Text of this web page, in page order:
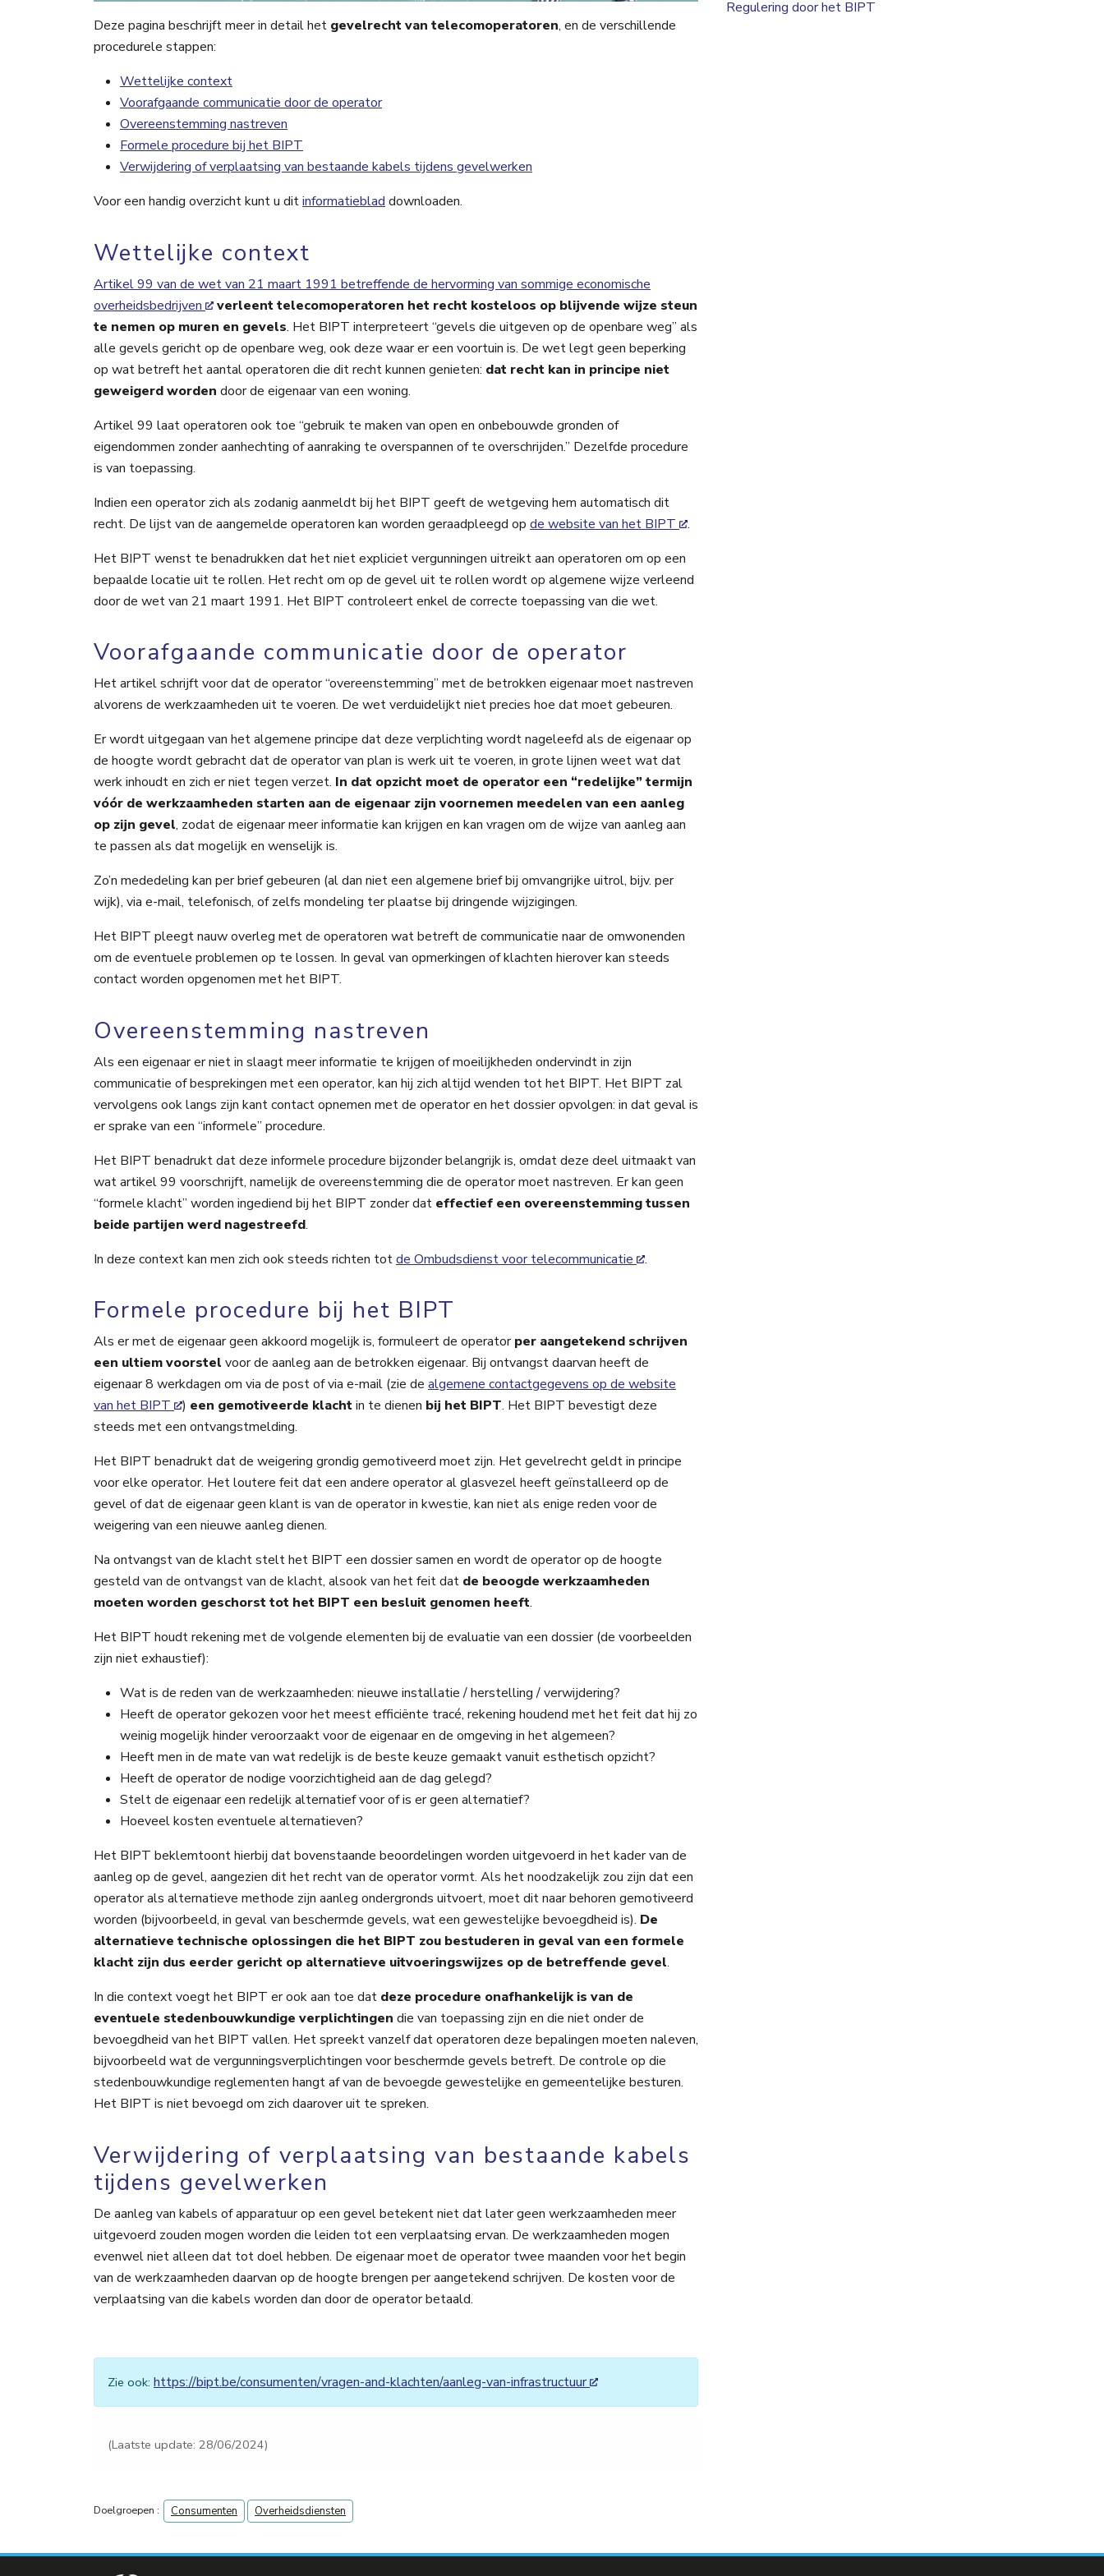
Deze pagina beschrijft meer in detail het gevelrecht van telecomoperatoren, en de verschillende
procedurele stappen:
Wettelijke context
Voorafgaande communicatie door de operator
Overeenstemming nastreven
Formele procedure bij het BIPT
Verwijdering of verplaatsing van bestaande kabels tijdens gevelwerken
Voor een handig overzicht kunt u ditinformatieblad downloaden.
Wettelijke context
Artikel 99 van de wet van 21 maart 1991 betreffende de hervorming van sommige economische
overheidsbedrijven
verleent telecomoperatoren het recht kosteloos op blijvende wijze steun
te nemen op muren en gevels. Het BIPT interpreteert “gevels die uitgeven op de openbare weg” als
alle gevels gericht op de openbare weg, ook deze waar er een voortuin is. De wet legt geen beperking
op wat betreft het aantal operatoren die dit recht kunnen genieten: dat recht kan in principe niet
geweigerd worden door de eigenaar van een woning.
Artikel 99 laat operatoren ook toe “gebruik te maken van open en onbebouwde gronden of
eigendommen zonder aanhechting of aanraking te overspannen of te overschrijden.” Dezelfde procedure
is van toepassing.
Indien een operator zich als zodanig aanmeldt bij het BIPT geeft de wetgeving hem automatisch dit
recht. De lijst van de aangemelde operatoren kan worden geraadpleegd op de website van het BIPT
.
Het BIPT wenst te benadrukken dat het niet expliciet vergunningen uitreikt aan operatoren om op een
bepaalde locatie uit te rollen. Het recht om op de gevel uit te rollen wordt op algemene wijze verleend
door de wet van 21 maart 1991. Het BIPT controleert enkel de correcte toepassing van die wet.
Voorafgaande communicatie door de operator
Het artikel schrijft voor dat de operator “overeenstemming” met de betrokken eigenaar moet nastreven
alvorens de werkzaamheden uit te voeren. De wet verduidelijkt niet precies hoe dat moet gebeuren.
Er wordt uitgegaan van het algemene principe dat deze verplichting wordt nageleefd als de eigenaar op
de hoogte wordt gebracht dat de operator van plan is werk uit te voeren, in grote lijnen weet wat dat
werk inhoudt en zich er niet tegen verzet. In dat opzicht moet de operator een “redelijke” termijn
vóór de werkzaamheden starten aan de eigenaar zijn voornemen meedelen van een aanleg
op zijn gevel, zodat de eigenaar meer informatie kan krijgen en kan vragen om de wijze van aanleg aan
te passen als dat mogelijk en wenselijk is.
Zo’n mededeling kan per brief gebeuren (al dan niet een algemene brief bij omvangrijke uitrol, bijv. per
wijk), via e-mail, telefonisch, of zelfs mondeling ter plaatse bij dringende wijzigingen.
Het BIPT pleegt nauw overleg met de operatoren wat betreft de communicatie naar de omwonenden
om de eventuele problemen op te lossen. In geval van opmerkingen of klachten hierover kan steeds
contact worden opgenomen met het BIPT.
Overeenstemming nastreven
Als een eigenaar er niet in slaagt meer informatie te krijgen of moeilijkheden ondervindt in zijn
communicatie of besprekingen met een operator, kan hij zich altijd wenden tot het BIPT. Het BIPT zal
vervolgens ook langs zijn kant contact opnemen met de operator en het dossier opvolgen: in dat geval is
er sprake van een “informele” procedure.
Het BIPT benadrukt dat deze informele procedure bijzonder belangrijk is, omdat deze deel uitmaakt van
wat artikel 99 voorschrijft, namelijk de overeenstemming die de operator moet nastreven. Er kan geen
“formele klacht” worden ingediend bij het BIPT zonder dat effectief een overeenstemming tussen
beide partijen werd nagestreefd.
In deze context kan men zich ook steeds richten totde Ombudsdienst voor telecommunicatie .
Formele procedure bij het BIPT
Als er met de eigenaar geen akkoord mogelijk is, formuleert de operatorper aangetekend schrijven
een ultiem voorstel voor de aanleg aan de betrokken eigenaar. Bij ontvangst daarvan heeft de
eigenaar 8 werkdagen om via de post of via e-mail (zie de algemene contactgegevens op de website
van het BIPT
) een gemotiveerde klachtin te dienen bij het BIPT. Het BIPT bevestigt deze
steeds met een ontvangstmelding.
Het BIPT benadrukt dat de weigering grondig gemotiveerd moet zijn. Het gevelrecht geldt in principe
voor elke operator. Het loutere feit dat een andere operator al glasvezel heeft geïnstalleerd op de
gevel of dat de eigenaar geen klant is van de operator in kwestie, kan niet als enige reden voor de
weigering van een nieuwe aanleg dienen.
Na ontvangst van de klacht stelt het BIPT een dossier samen en wordt de operator op de hoogte
gesteld van de ontvangst van de klacht, alsook van het feit dat de beoogde werkzaamheden
moeten worden geschorst tot het BIPT een besluit genomen heeft.
Het BIPT houdt rekening met de volgende elementen bij de evaluatie van een dossier (de voorbeelden
zijn niet exhaustief):
Wat is de reden van de werkzaamheden: nieuwe installatie / herstelling / verwijdering?
Heeft de operator gekozen voor het meest efficiënte tracé, rekening houdend met het feit dat hij zo
weinig mogelijk hinder veroorzaakt voor de eigenaar en de omgeving in het algemeen?
Heeft men in de mate van wat redelijk is de beste keuze gemaakt vanuit esthetisch opzicht?
Heeft de operator de nodige voorzichtigheid aan de dag gelegd?
Stelt de eigenaar een redelijk alternatief voor of is er geen alternatief?
Hoeveel kosten eventuele alternatieven?
Het BIPT beklemtoont hierbij dat bovenstaande beoordelingen worden uitgevoerd in het kader van de
aanleg op de gevel, aangezien dit het recht van de operator vormt. Als het noodzakelijk zou zijn dat een
operator als alternatieve methode zijn aanleg ondergronds uitvoert, moet dit naar behoren gemotiveerd
worden (bijvoorbeeld, in geval van beschermde gevels, wat een gewestelijke bevoegdheid is). De
alternatieve technische oplossingen die het BIPT zou bestuderen in geval van een formele
klacht zijn dus eerder gericht op alternatieve uitvoeringswijzes op de betreffende gevel.
In die context voegt het BIPT er ook aan toe dat deze procedure onafhankelijk is van de
eventuele stedenbouwkundige verplichtingen die van toepassing zijn en die niet onder de
bevoegdheid van het BIPT vallen. Het spreekt vanzelf dat operatoren deze bepalingen moeten naleven,
bijvoorbeeld wat de vergunningsverplichtingen voor beschermde gevels betreft. De controle op die
stedenbouwkundige reglementen hangt af van de bevoegde gewestelijke en gemeentelijke besturen.
Het BIPT is niet bevoegd om zich daarover uit te spreken.
Verwijdering of verplaatsing van bestaande kabels
tijdens gevelwerken
De aanleg van kabels of apparatuur op een gevel betekent niet dat later geen werkzaamheden meer
uitgevoerd zouden mogen worden die leiden tot een verplaatsing ervan. De werkzaamheden mogen
evenwel niet alleen dat tot doel hebben. De eigenaar moet de operator twee maanden voor het begin
van de werkzaamheden daarvan op de hoogte brengen per aangetekend schrijven. De kosten voor de
verplaatsing van die kabels worden dan door de operator betaald.
Zie ook: https://bipt.be/consumenten/vragen-and-klachten/aanleg-van-infrastructuur
(Laatste update: 28/06/2024)
Doelgroepen : Consumenten Overheidsdiensten
Regulering door het BIPT